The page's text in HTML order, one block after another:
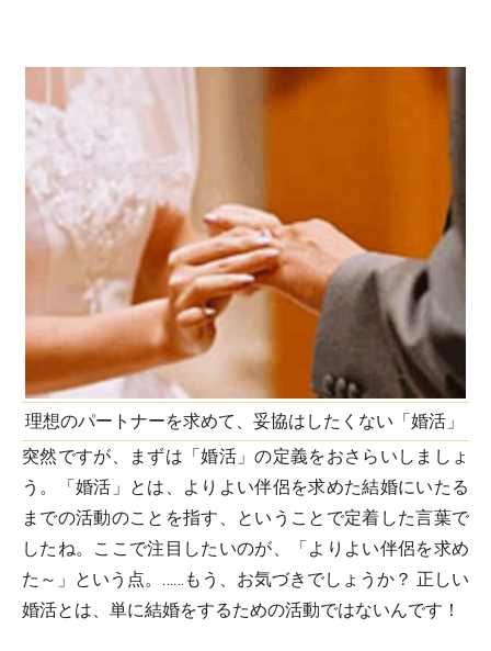
理想のパートナーを求めて、妥協はしたくない「婚活」
突然ですが、まずは「婚活」の定義をおさらいしましょ
う。「婚活」とは、よりよい伴侶を求めた結婚にいたる
までの活動のことを指す、ということで定着した言葉で
したね。ここで注目したいのが、「よりよい伴侶を求め
た～」という点。……もう、お気づきでしょうか？ 正しい
婚活とは、単に結婚をするための活動ではないんです！